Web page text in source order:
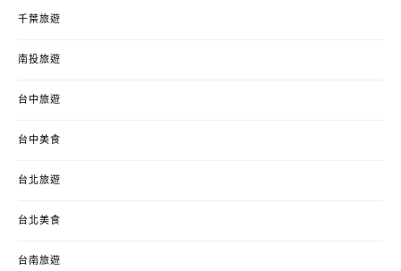
千葉旅遊
南投旅遊
台中旅遊
台中美食
台北旅遊
台北美食
台南旅遊